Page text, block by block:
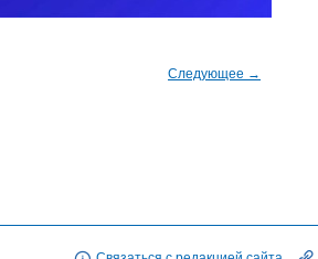
Следующее →